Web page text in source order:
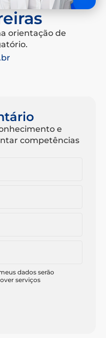
orientação de
e
competências
dados serão
serviços